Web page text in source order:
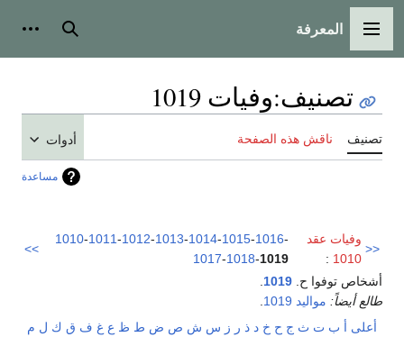
القائمة الرئيسية
المعرفة بحث
تصنيف:وفيات 1019
تصنيف ناقش هذه الصفحة أدوات
مساعدة
<<
وفيات عقد
1010
:
1010-1011-1012-1013-1014-1015-1016-
1017-1018-1019
>>
أشخاص توفوا ح. 1019
طالع أيضاً: مواليد 1019
أعلى أ ب ت ث ج ح خ د ذ ر ز س ش ص ض ط ظ ع غ ف ق ك ل م